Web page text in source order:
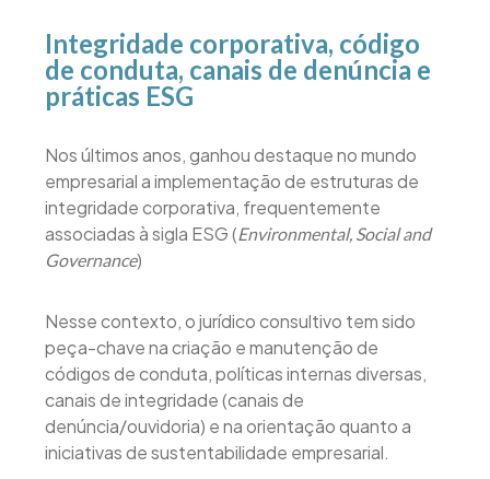
Integridade corporativa, código
de conduta, canais de denúncia e
práticas ESG
Nos últimos anos, ganhou destaque no mundo
empresarial a implementação de estruturas de
integridade corporativa, frequentemente
associadas à sigla ESG (Environmental, Social and
Governance)
Nesse contexto, o jurídico consultivo tem sido
peça-chave na criação e manutenção de
códigos de conduta, políticas internas diversas,
canais de integridade (canais de
denúncia/ouvidoria) e na orientação quanto a
iniciativas de sustentabilidade empresarial.